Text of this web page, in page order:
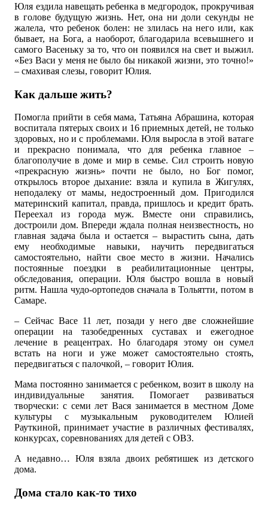
Юля ездила навещать ребенка в медгородок, прокручивая
в голове будущую жизнь. Нет, она ни доли секунды не
жалела, что ребенок болен: не злилась на него или, как
бывает, на Бога, а наоборот, благодарила всевышнего и
самого Васеньку за то, что он появился на свет и выжил.
«Без Васи у меня не было бы никакой жизни, это точно!»
– смахивая слезы, говорит Юлия.
Как дальше жить?
Помогла прийти в себя мама, Татьяна Абрашина, которая
воспитала пятерых своих и 16 приемных детей, не только
здоровых, но и с проблемами. Юля выросла в этой ватаге
и прекрасно понимала, что для ребенка главное –
благополучие в доме и мир в семье. Сил строить новую
«прекрасную жизнь» почти не было, но Бог помог,
открылось второе дыхание: взяла и купила в Жигулях,
неподалеку от мамы, недостроенный дом. Пригодился
материнский капитал, правда, пришлось и кредит брать.
Переехал из города муж. Вместе они справились,
достроили дом. Впереди ждала полная неизвестность, но
главная задача была и остается – вырастить сына, дать
ему необходимые навыки, научить передвигаться
самостоятельно, найти свое место в жизни. Начались
постоянные поездки в реабилитационные центры,
обследования, операции. Юля быстро вошла в новый
ритм. Нашла чудо-ортопедов сначала в Тольятти, потом в
Самаре.
– Сейчас Васе 11 лет, позади у него две сложнейшие
операции на тазобедренных суставах и ежегодное
лечение в реацентрах. Но благодаря этому он сумел
встать на ноги и уже может самостоятельно стоять,
передвигаться с палочкой, – говорит Юлия.
Мама постоянно занимается с ребенком, возит в школу на
индивидуальные занятия. Помогает развиваться
творчески: с семи лет Вася занимается в местном Доме
культуры с музыкальным руководителем Юлией
Рауткиной, принимает участие в различных фестивалях,
конкурсах, соревнованиях для детей с ОВЗ.
А недавно… Юля взяла двоих ребятишек из детского
дома.
Дома стало как-то тихо